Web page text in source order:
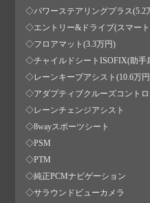
◇パワーステアリングプラス(5.2
◇エントリー&ドライブ(スマー
◇フロアマット(3.3万円)
◇チャイルドシートISOFIX(助手
◇レーンキープアシスト(10.6万円
◇アダプティブクルーズコント
◇レーンチェンジアシスト
◇8wayスポーツシート
◇PSM
◇PTM
◇純正PCMナビゲーション
◇サラウンドビューカメラ